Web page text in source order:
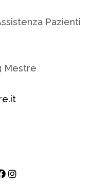
Pazienti
Mestre